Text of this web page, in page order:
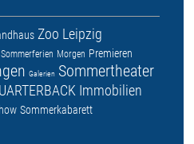
Zoo Leipzig
Sommerferien Morgen Premieren
Galerien Sommertheater
Immobilien
Sommerkabarett